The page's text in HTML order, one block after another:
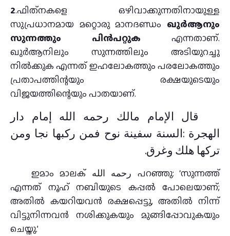
2.ഫിത്‌നകളെ ഒഴിവാക്കുന്നതിനായുള്ള
സുപ്രധാനമായ മറ്റൊരു മാനദണ്ഡം ഖുര്‍ആനും
സുന്നത്തും പിൻപറ്റുക എന്നതാണ്.
ഖുർആനിലും സുന്നത്തിലും അടിയുറച്ചു
നിൽക്കുക എന്നത് ഇഹലോകത്തും പരലോകത്തും
പ്രതാപത്തിന്റയും രക്ഷയുടെയും
വിജയത്തിന്റെയും പാതയാണ്.
قال الإمام مالك رحمه الله إمام دار
الهجرة :السنة سفينة نوح فمن ركبها نجا ومن
تركها هلك وغرق.
ഇമാം മാലക് رحمه الله പറഞ്ഞു: ‘സുന്നത്ത്
എന്നത് നൂഹ് നബിയുടെ കപ്പൽ പോലെയാണ്;
അതിൽ കയറിയവൻ രക്ഷപ്പെട്ടു, അതിൽ നിന്ന്
വിട്ടുനിന്നവൻ നശിക്കുകയും മുങ്ങിപ്പോവുകയും
ചെയ്തു.’